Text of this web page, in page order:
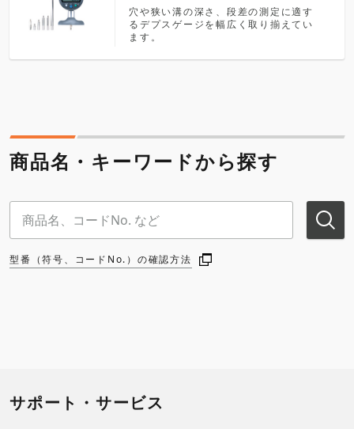
穴や狭い溝の深さ、段差の測定に適す
るデプスゲージを幅広く取り揃えてい
ます。
商品名・キーワードから探す
型番（符号、コードNo.）の確認方法
サポート・サービス